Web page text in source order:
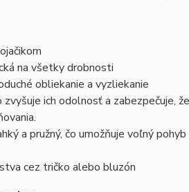
na všetky drobnosti
obliekanie a vyzliekanie
ich odolnosť a zabezpečuje,
a pružný, čo umožňuje voľný
cez tričko alebo bluzón